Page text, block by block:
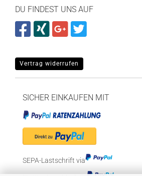
DU FINDEST UNS AUF
Vertrag widerrufen
SICHER EINKAUFEN MIT
SEPA-Lastschrift via